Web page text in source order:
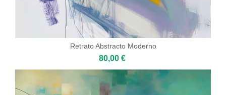
Retrato Abstracto Moderno
80,00 €